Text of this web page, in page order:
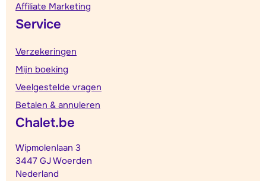
Affiliate Marketing
Service
Verzekeringen
Mijn boeking
Veelgestelde vragen
Betalen & annuleren
Chalet.be
Wipmolenlaan 3
3447 GJ Woerden
Nederland